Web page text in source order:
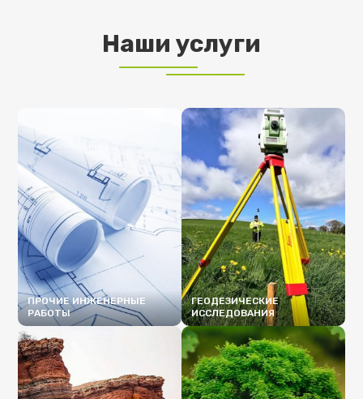
Наши услуги
ПРОЧИЕ ИНЖЕНЕРНЫЕ
РАБОТЫ
ПОДРОБНЕЕ
ГЕОДЕЗИЧЕСКИЕ
ИССЛЕДОВАНИЯ
ПОДРОБНЕЕ